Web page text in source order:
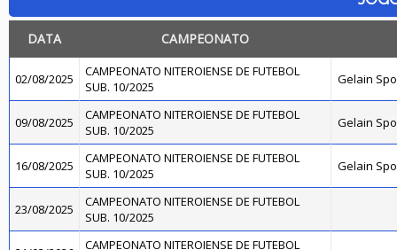
DATA CAMPEONATO
02/08/2025
CAMPEONATO NITEROIENSE DE FUTEBOL
SUB. 10/2025
Gelain
09/08/2025
CAMPEONATO NITEROIENSE DE FUTEBOL
SUB. 10/2025
Gelain
16/08/2025
CAMPEONATO NITEROIENSE DE FUTEBOL
SUB. 10/2025
Gelain
23/08/2025
CAMPEONATO NITEROIENSE DE FUTEBOL
SUB. 10/2025
CAMPEONATO NITEROIENSE DE FUTEBOL